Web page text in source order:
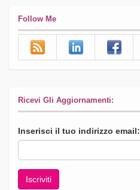
Follow Me
Ricevi Gli Aggiornamenti:
Inserisci il tuo indirizzo email: